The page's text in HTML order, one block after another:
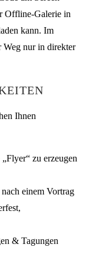
Offline-Galerie in
kann. Im
Weg nur in direkter
Ihnen
zu erzeugen
einem Vortrag
& Tagungen